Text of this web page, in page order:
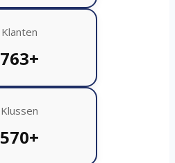
Klanten
763+
Klussen
570+